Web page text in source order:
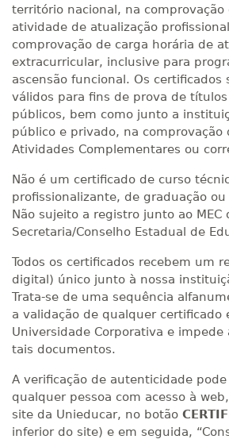
território nacional, na comprovação
atividade de atualização
comprovação de carga horária de
extracurricular, inclusive para
ascensão funcional. Os certificados
válidos para fins de prova de
públicos, bem como junto a
público e privado, na comprovação
Atividades Complementares ou
Não é um certificado de curso
profissionalizante, de graduação ou
Não sujeito a registro junto ao MEC
Secretaria/Conselho Estadual de
Todos os certificados recebem um
digital) único junto à nossa
Trata-se de uma sequência
a validação de qualquer certificado
Universidade Corporativa e impede
tais documentos.
A verificação de autenticidade
qualquer pessoa com acesso à
site da Unieducar, no botão
inferior do site) e em seguida,